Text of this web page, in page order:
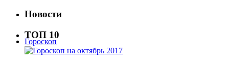
Новости
ТОП 10
Гороскоп